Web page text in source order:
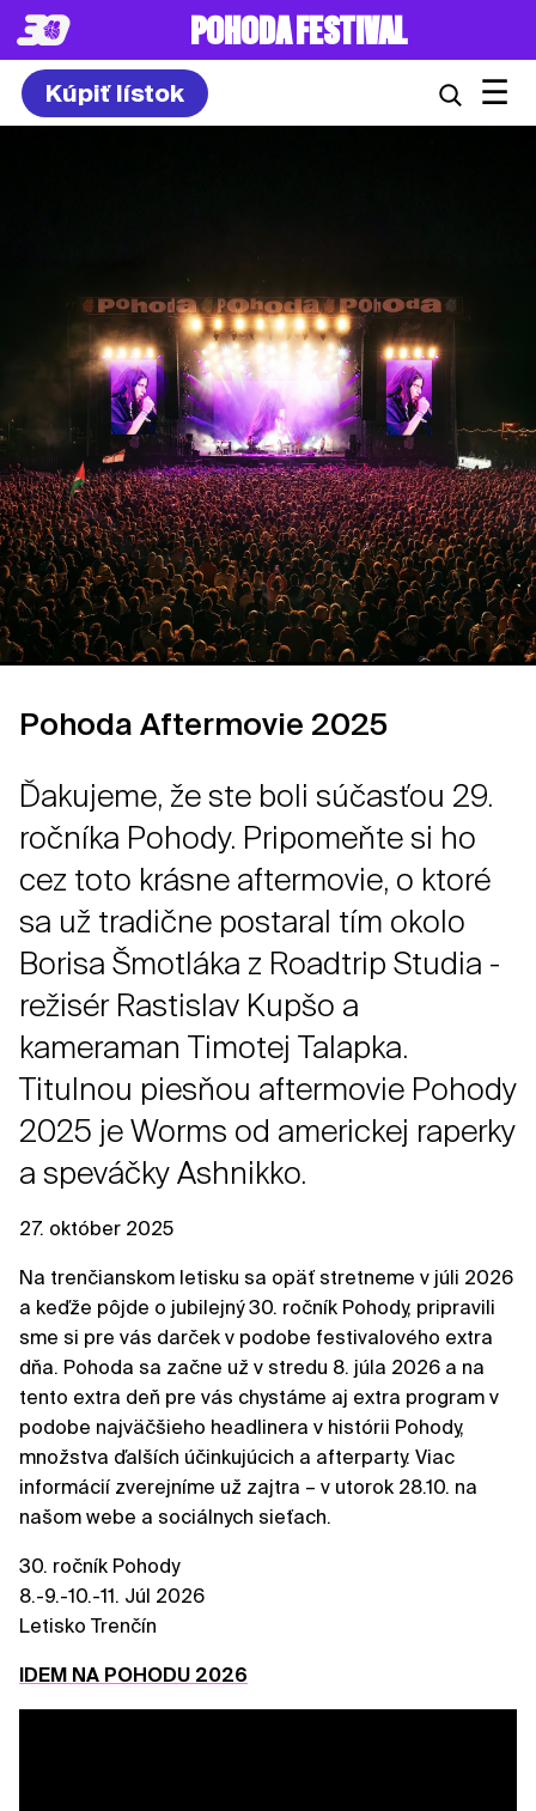
POHODA FESTIVAL
Kúpiť lístok ☰
Pohoda Aftermovie 2025
Ďakujeme, že ste boli súčasťou 29.
ročníka Pohody. Pripomeňte si ho
cez toto krásne aftermovie, o ktoré
sa už tradične postaral tím okolo
Borisa Šmotláka z Roadtrip Studia -
režisér Rastislav Kupšo a
kameraman Timotej Talapka.
Titulnou piesňou aftermovie Pohody
2025 je Worms od americkej raperky
a speváčky Ashnikko.
27. október 2025
Na trenčianskom letisku sa opäť stretneme v júli 2026
a keďže pôjde o jubilejný 30. ročník Pohody, pripravili
sme si pre vás darček v podobe festivalového extra
dňa. Pohoda sa začne už v stredu 8. júla 2026 a na
tento extra deň pre vás chystáme aj extra program v
podobe najväčšieho headlinera v histórii Pohody,
množstva ďalších účinkujúcich a afterparty. Viac
informácií zverejníme už zajtra – v utorok 28.10. na
našom webe a sociálnych sieťach.
30. ročník Pohody
8.-9.-10.-11. Júl 2026
Letisko Trenčín
IDEM NA POHODU 2026